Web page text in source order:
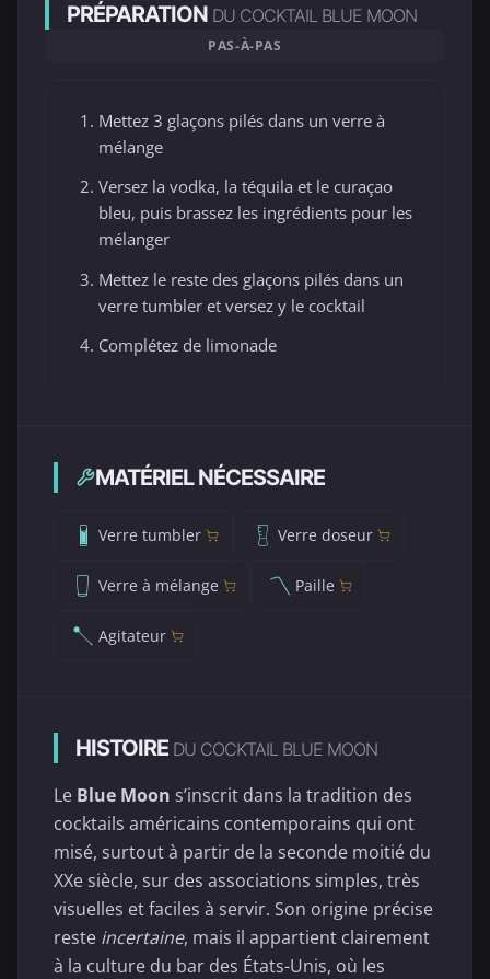
PRÉPARATION DU COCKTAIL BLUE MOON
PAS-À-PAS
Mettez 3 glaçons pilés dans un verre à
mélange
Versez la vodka, la téquila et le curaçao
bleu, puis brassez les ingrédients pour les
mélanger
Mettez le reste des glaçons pilés dans un
verre tumbler et versez y le cocktail
Complétez de limonade
MATÉRIEL NÉCESSAIRE
Verre tumbler Verre doseur
Verre à mélange Paille
Agitateur
HISTOIRE DU COCKTAIL BLUE MOON
Le Blue Moon s’inscrit dans la tradition des
cocktails américains contemporains qui ont
misé, surtout à partir de la seconde moitié du
XXe siècle, sur des associations simples, très
visuelles et faciles à servir. Son origine précise
reste incertaine, mais il appartient clairement
à la culture du bar des États-Unis, où les